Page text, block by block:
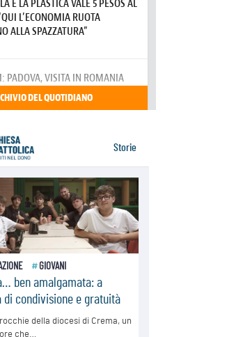
08.08.2026
Marcinelle, 70 anni dopo istituita la
Giornata europea per le vittime sul
Arabia Saudita, Turchia e Pakistan
stringono una nuova alleanza
militare in Medio Oriente